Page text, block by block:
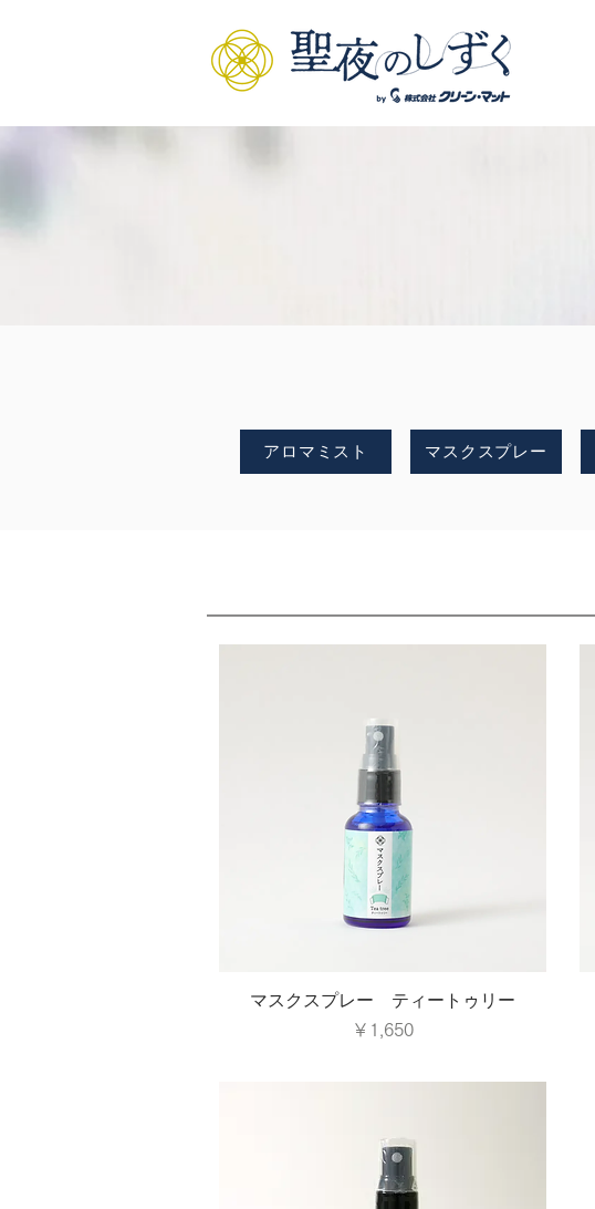
アロマミスト マスクスプレー
マスクスプレー ティートゥリー
価格
￥1,650